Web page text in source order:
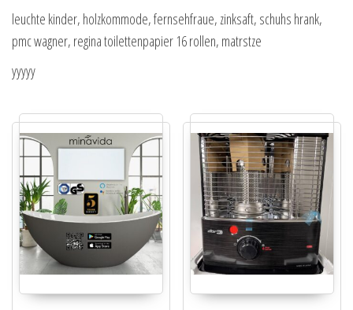
leuchte kinder, holzkommode, fernsehfraue, zinksaft, schuhs hrank,
pmc wagner, regina toilettenpapier 16 rollen, matrstze
yyyyy